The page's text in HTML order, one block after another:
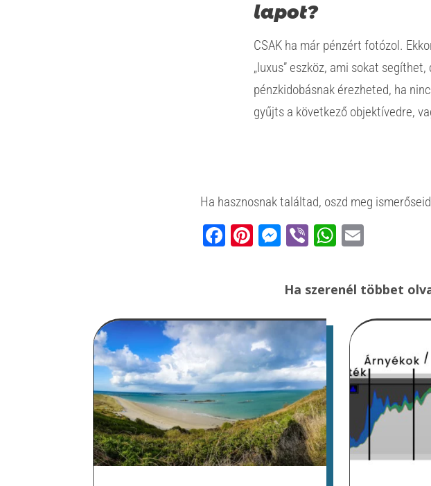
lapot?
CSAK ha már pénzért fotózol.
„luxus” eszköz, ami sokat
pénzkidobásnak érezheted, ha
gyűjts a következő objektívedre,
Ha hasznosnak találtad, oszd meg
Facebook
Pinterest
Messenger
ViberEmail
Ha szerenél többet